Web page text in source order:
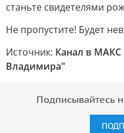
станьте свидетелями
Не пропустите! Будет
Источник: Канал в МАКС
Владимира"
Подписывайтесь